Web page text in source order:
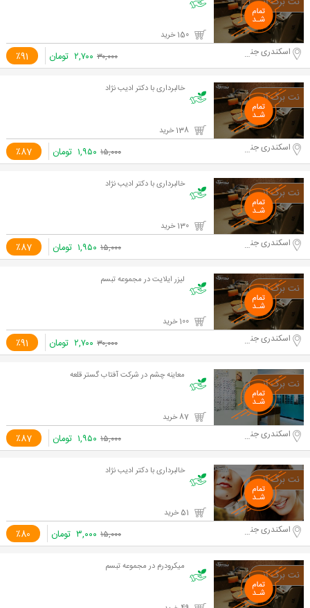
٪91 اسکندری جنوبی ۳۰,۰۰۰ ۲,۷۰۰ تومان
خالبرداری با دکتر ادیب نژاد
٪87 اسکندری جنوبی ۱۵,۰۰۰ ۱,۹۵۰ تومان
خالبرداری با دکتر ادیب نژاد
٪87 اسکندری جنوبی ۱۵,۰۰۰ ۱,۹۵۰ تومان
لیزر ایلایت در مجموعه تبسم
٪91 اسکندری جنوبی ۳۰,۰۰۰ ۲,۷۰۰ تومان
معاینه چشم در شرکت آفتاب گستر قلعه
٪87 اسکندری جنوبی ۱۵,۰۰۰ ۱,۹۵۰ تومان
خالبرداری با دکتر ادیب نژاد
٪80 اسکندری جنوبی ۱۵,۰۰۰ ۳,۰۰۰ تومان
میکرودرم در مجموعه تبسم